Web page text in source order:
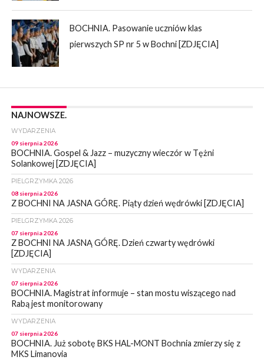
BOCHNIA. Pasowanie uczniów klas
pierwszych SP nr 5 w Bochni [ZDJĘCIA]
NAJNOWSZE.
WYDARZENIA
09 sierpnia 2026
BOCHNIA. Gospel & Jazz – muzyczny wieczór w Tężni
Solankowej [ZDJĘCIA]
PIELGRZYMKA 2026
08 sierpnia 2026
Z BOCHNI NA JASNA GÓRĘ. Piąty dzień wędrówki [ZDJĘCIA]
PIELGRZYMKA 2026
07 sierpnia 2026
Z BOCHNI NA JASNĄ GÓRĘ. Dzień czwarty wędrówki
[ZDJĘCIA]
WYDARZENIA
07 sierpnia 2026
BOCHNIA. Magistrat informuje – stan mostu wiszącego nad
Rabą jest monitorowany
WYDARZENIA
07 sierpnia 2026
BOCHNIA. Już sobotę BKS HAL-MONT Bochnia zmierzy się z
MKS Limanovia